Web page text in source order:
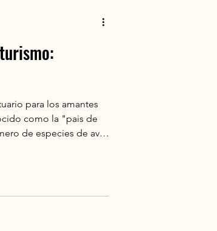
para los amantes
como la "pais de
de especies de aves
algunas de la